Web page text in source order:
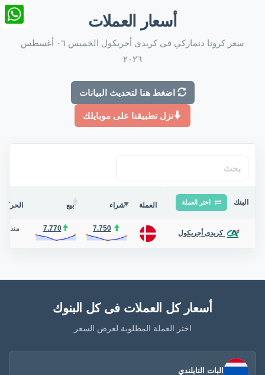
أسعار العملات
سعر كرونا دنماركي فى كريدى أجريكول الخميس ٠٦ أغسطس
٢٠٢٦
اضغط هنا لتحديث البيانات
نزل تطبيقنا على موبايلك
البنك اختر العملة العملة شراء بيع الحركة
كريدى أجريكول
7.750
7.770 منذ
أسعار كل العملات فى كل البنوك
اختر العملة المطلوبة لعرض السعر
البات التايلندي